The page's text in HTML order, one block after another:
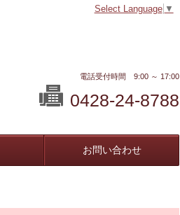
Select Language ▼
電話受付時間 9:00 ～ 17:00
0428-24-8788
お問い合わせ